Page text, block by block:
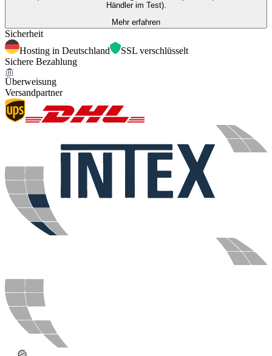
Händler im Test).
Mehr erfahren
Sicherheit
Hosting in Deutschland
SSL verschlüsselt
Sichere Bezahlung
Überweisung
Versandpartner